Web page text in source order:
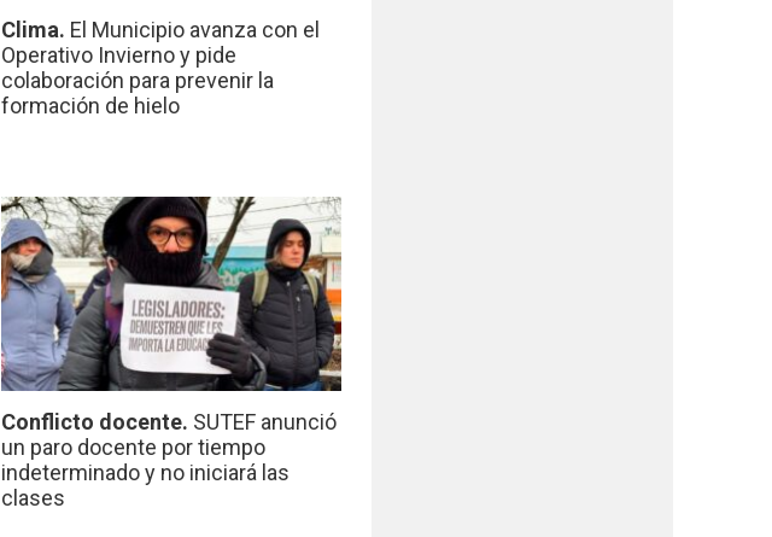
Clima. El Municipio avanza con el
Operativo Invierno y pide
colaboración para prevenir la
formación de hielo
Conflicto docente. SUTEF anunció
un paro docente por tiempo
indeterminado y no iniciará las
clases